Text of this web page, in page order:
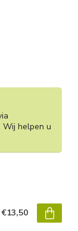
Wij helpen u
€13,50